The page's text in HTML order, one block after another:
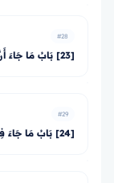
#28
[23] بَابُ مَا جَاءَ أَنَّ بَعْضَ هَذِهِ الْأُمَّةِ يَعْبُدُ الْأَوْثَانَ
#29
[24] بَابُ مَا جَاءَ فِي السِّحْرِ